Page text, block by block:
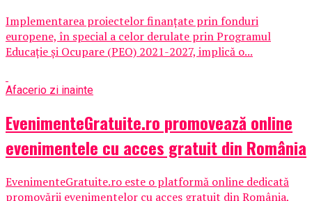
Implementarea proiectelor finanțate prin fonduri
europene, în special a celor derulate prin Programul
Educație și Ocupare (PEO) 2021-2027, implică o...
Afacerio zi inainte
EvenimenteGratuite.ro promovează online
evenimentele cu acces gratuit din România
EvenimenteGratuite.ro este o platformă online dedicată
promovării evenimentelor cu acces gratuit din România,